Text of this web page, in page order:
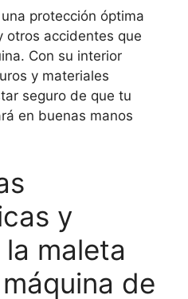
protección óptima
otros accidentes que
Con su interior
y materiales
seguro de que tu
en buenas manos
y
maleta
de